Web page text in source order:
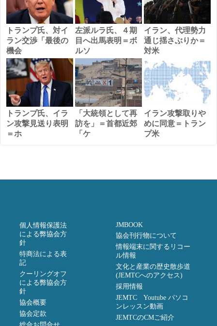
トランプ氏、対イ
ラン交渉「最後の
機会
左派ルラ氏、４期
目へ出馬表明＝ボ
ルソ
イラン、代理勢力
通じ揺さぶりか＝
対米
トランプ氏、イラ
ン攻撃見送り表明
＝ホ
「大統領として再
訪を」＝首都近郊
「ケ
イラン攻撃取りや
めに同意＝トラン
プ米
個人情報保護法
による弊協会方
針
特商法による表
記
クーリングオフ
による弊協会方
針
協会概要
協会定款
JMBOOK
協会刊行物について
情報端末に関するリコー
ル情報
文化と産業の歴史散歩道
(JEMTCへのアクセス)
採用情報
JEMTC Youtube パソコ
ンレッスン動画
JEMTCのCMご紹介